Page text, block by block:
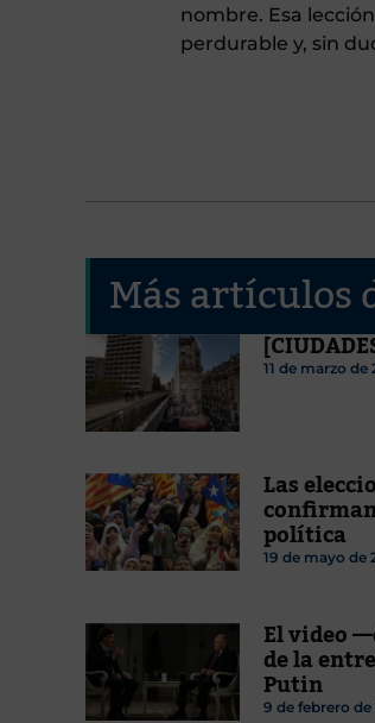
nombre. Esa
perdurable y, sin
Más artículos
11 de marzo de
Las
política
19 de mayo de
El video
de la
Putin
9 de febrero de